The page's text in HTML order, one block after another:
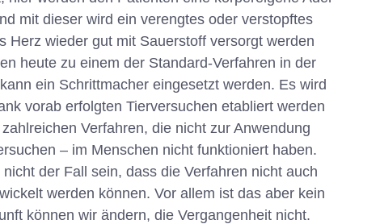
mit dieser wird ein verengtes oder verstopftes
Herz wieder gut mit Sauerstoff versorgt werden
heute zu einem der Standard-Verfahren in der
ein Schrittmacher eingesetzt werden. Es wird
vorab erfolgten Tierversuchen etabliert werden
Verfahren, die nicht zur Anwendung
– im Menschen nicht funktioniert haben.
der Fall sein, dass die Verfahren nicht auch
werden können. Vor allem ist das aber kein
können wir ändern, die Vergangenheit nicht.